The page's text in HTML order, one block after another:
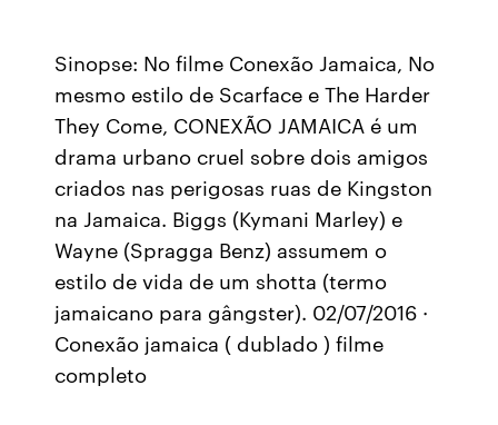
Sinopse: No filme Conexão Jamaica, No
mesmo estilo de Scarface e The Harder
They Come, CONEXÃO JAMAICA é um
drama urbano cruel sobre dois amigos
criados nas perigosas ruas de Kingston
na Jamaica. Biggs (Kymani Marley) e
Wayne (Spragga Benz) assumem o
estilo de vida de um shotta (termo
jamaicano para gângster). 02/07/2016 ·
Conexão jamaica ( dublado ) filme
completo